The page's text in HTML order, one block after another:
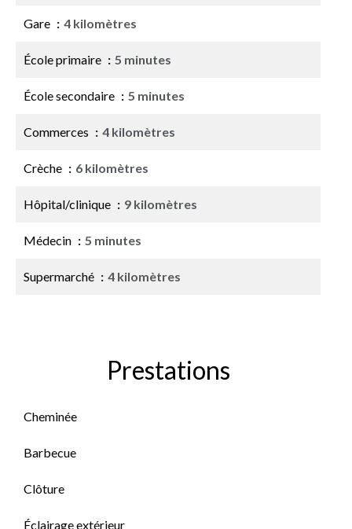
Gare 4 kilomètres
École primaire 5 minutes
École secondaire 5 minutes
Commerces 4 kilomètres
Crèche 6 kilomètres
Hôpital/clinique 9 kilomètres
Médecin 5 minutes
Supermarché 4 kilomètres
Prestations
Cheminée
Barbecue
Clôture
Éclairage extérieur